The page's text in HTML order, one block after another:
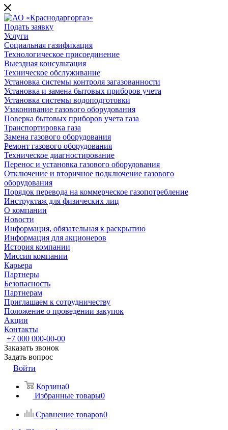
Подать заявку
Услуги
Социальная газификация
Технологическое присоединение
Выездная консультация
Техническое обслуживание
Установка системы контроля загазованности
Установка и замена бытовых приборов учета
Установка системы водоподготовки
Узаконивание газового оборудования
Поверка бытовых приборов учета газа
Транспортировка газа
Замена газового оборудования
Ремонт газового оборудования
Техническое диагностирование
Перенос и установка газового оборудования
Отключение и вторичное подключение газового
оборудования
Порядок перевода на коммерческое газопотребление
Инструктаж для физических лиц
О компании
Новости
Информация, обязательная к раскрытию
Информация для акционеров
История компании
Миссия компании
Карьера
Партнеры
Безопасность
Партнерам
Приглашаем к сотрудничеству
Положение о проведении закупок
Акции
Контакты
+7 000 000-00-00
Заказать звонок
Задать вопрос
Войти
Корзина0
Избранные товары0
Сравнение товаров0